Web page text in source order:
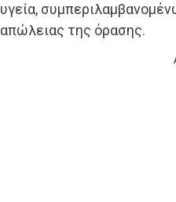
υγεία,
απώλειας της όρασης.